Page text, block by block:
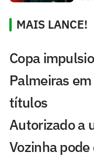
MAIS LANCE!
Copa
Palmeiras
títulos
Autorizado a
Vozinha